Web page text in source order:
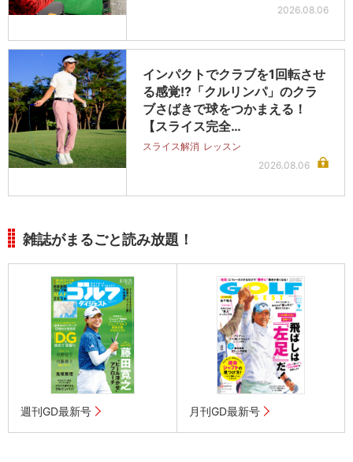
2026.08.06
インパクトでクラブを1回転させ
る感覚!?「クルリンパ」のクラ
ブさばきで球をつかまえる！
【スライス完全…
スライス解消 レッスン
2026.08.06
雑誌がまるごと読み放題！
週刊GD最新号 月刊GD最新号